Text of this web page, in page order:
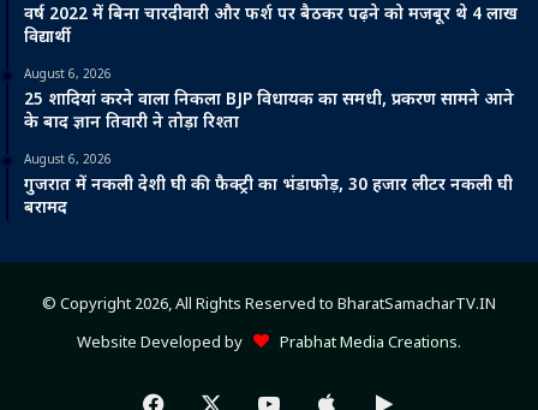
वर्ष 2022 में बिना चारदीवारी और फर्श पर बैठकर पढ़ने को मजबूर थे 4 लाख
विद्यार्थी
August 6, 2026
25 शादियां करने वाला निकला BJP विधायक का समधी, प्रकरण सामने आने
के बाद ज्ञान तिवारी ने तोड़ा रिश्ता
August 6, 2026
गुजरात में नकली देशी घी की फैक्ट्री का भंडाफोड़, 30 हजार लीटर नकली घी
बरामद
© Copyright 2026, All Rights Reserved to BharatSamacharTV.IN
Website Developed by
Prabhat Media Creations.
Facebook YouTubeAppleGoogle